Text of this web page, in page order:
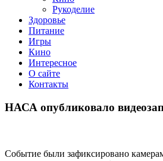
Рукоделие
Здоровье
Питание
Игры
Кино
Интересное
О сайте
Контакты
НАСА опубликовало
Событие были зафиксировано